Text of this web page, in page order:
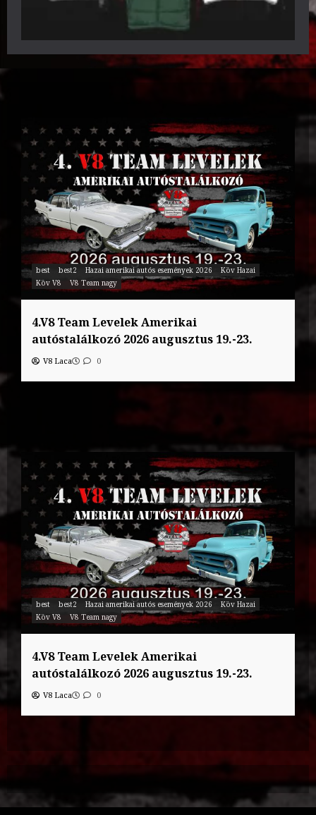
best best2 Hazai amerikai autós események 2026
Köv Hazai
Köv V8
V8 Team nagy
4.V8 Team Levelek Amerikai
autóstalálkozó 2026 augusztus 19.-23.
V8 Laca 0
best best2 Hazai amerikai autós események 2026
Köv Hazai
Köv V8
V8 Team nagy
4.V8 Team Levelek Amerikai
autóstalálkozó 2026 augusztus 19.-23.
V8 Laca 0